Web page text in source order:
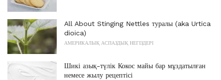
All About Stinging Nettles туралы (aka Urtica
dioica)
АМЕРИКАЛЫҚ АСПАЗДЫҚ НЕГІЗДЕРІ
Шикі азық-түлік Кокос майы бар мұздатылған
немесе жылу рецептісі